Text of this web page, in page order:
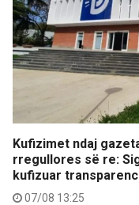
Kufizimet ndaj
rregullores së re:
kufizuar
07/08 13:25